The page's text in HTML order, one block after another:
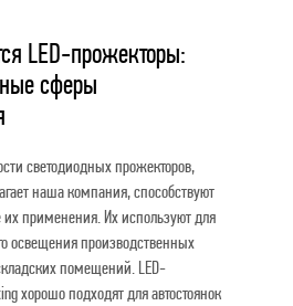
LED-прожекторы:
сферы
светодиодных прожекторов,
наша компания, способствуют
применения. Их используют для
освещения производственных
помещений. LED-
хорошо подходят для автостоянок